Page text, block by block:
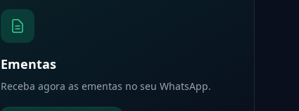
Ementas
Receba agora as ementas no seu WhatsApp.